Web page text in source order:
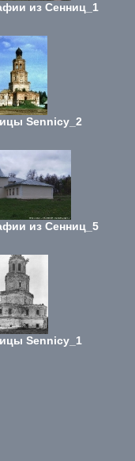
из Сенниц_1
Sennicy_2
из Сенниц_5
Sennicy_1